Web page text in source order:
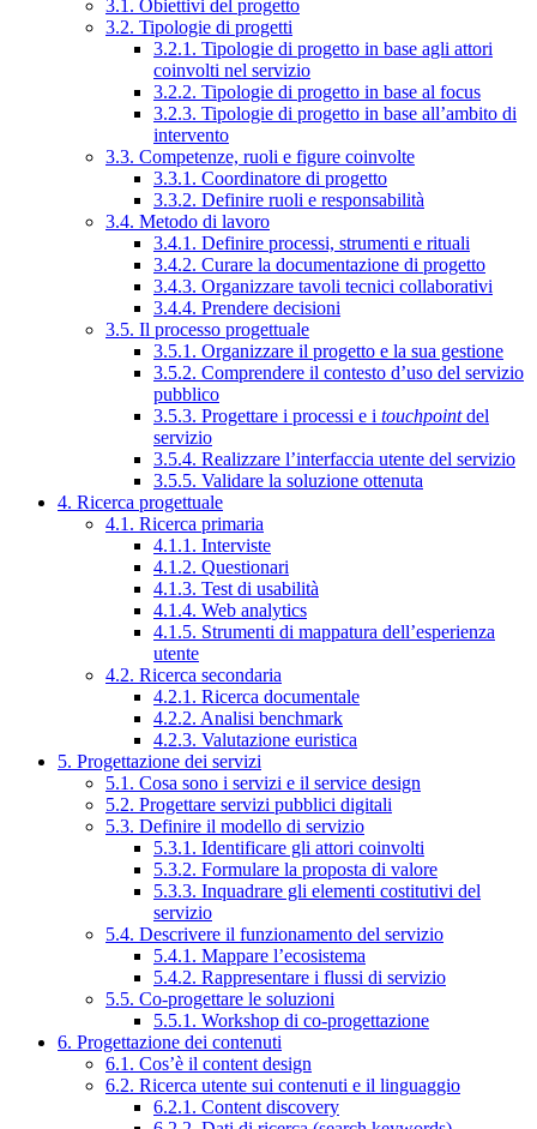
3.1. Obiettivi del progetto
3.2. Tipologie di progetti
3.2.1. Tipologie di progetto in base agli attori
coinvolti nel servizio
3.2.2. Tipologie di progetto in base al focus
3.2.3. Tipologie di progetto in base all’ambito di
intervento
3.3. Competenze, ruoli e figure coinvolte
3.3.1. Coordinatore di progetto
3.3.2. Definire ruoli e responsabilità
3.4. Metodo di lavoro
3.4.1. Definire processi, strumenti e rituali
3.4.2. Curare la documentazione di progetto
3.4.3. Organizzare tavoli tecnici collaborativi
3.4.4. Prendere decisioni
3.5. Il processo progettuale
3.5.1. Organizzare il progetto e la sua gestione
3.5.2. Comprendere il contesto d’uso del servizio
pubblico
3.5.3. Progettare i processi e i touchpointdel
servizio
3.5.4. Realizzare l’interfaccia utente del servizio
3.5.5. Validare la soluzione ottenuta
4. Ricerca progettuale
4.1. Ricerca primaria
4.1.1. Interviste
4.1.2. Questionari
4.1.3. Test di usabilità
4.1.4. Web analytics
4.1.5. Strumenti di mappatura dell’esperienza
utente
4.2. Ricerca secondaria
4.2.1. Ricerca documentale
4.2.2. Analisi benchmark
4.2.3. Valutazione euristica
5. Progettazione dei servizi
5.1. Cosa sono i servizi e il service design
5.2. Progettare servizi pubblici digitali
5.3. Definire il modello di servizio
5.3.1. Identificare gli attori coinvolti
5.3.2. Formulare la proposta di valore
5.3.3. Inquadrare gli elementi costitutivi del
servizio
5.4. Descrivere il funzionamento del servizio
5.4.1. Mappare l’ecosistema
5.4.2. Rappresentare i flussi di servizio
5.5. Co-progettare le soluzioni
5.5.1. Workshop di co-progettazione
6. Progettazione dei contenuti
6.1. Cos’è il content design
6.2. Ricerca utente sui contenuti e il linguaggio
6.2.1. Content discovery